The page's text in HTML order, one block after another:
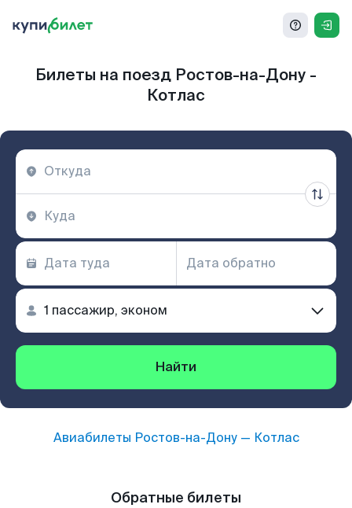
Билеты на поезд Ростов-на-Дону -
Котлас
Найти
Авиабилеты Ростов-на-Дону— Котлас
Обратные билеты